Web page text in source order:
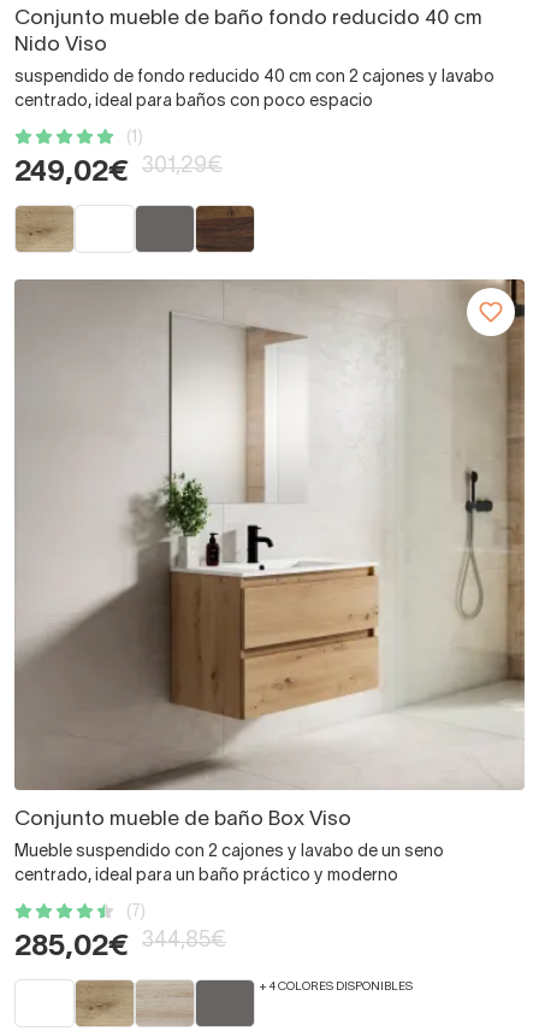
Conjunto mueble de baño fondo reducido 40 cm
Nido Viso
suspendido de fondo reducido 40 cm con 2 cajones y lavabo
centrado, ideal para baños con poco espacio
(1)
249,02€ 301,29€
Conjunto mueble de baño Box Viso
Mueble suspendido con 2 cajones y lavabo de un seno
centrado, ideal para un baño práctico y moderno
(7)
285,02€ 344,85€
+ 4 COLORES DISPONIBLES